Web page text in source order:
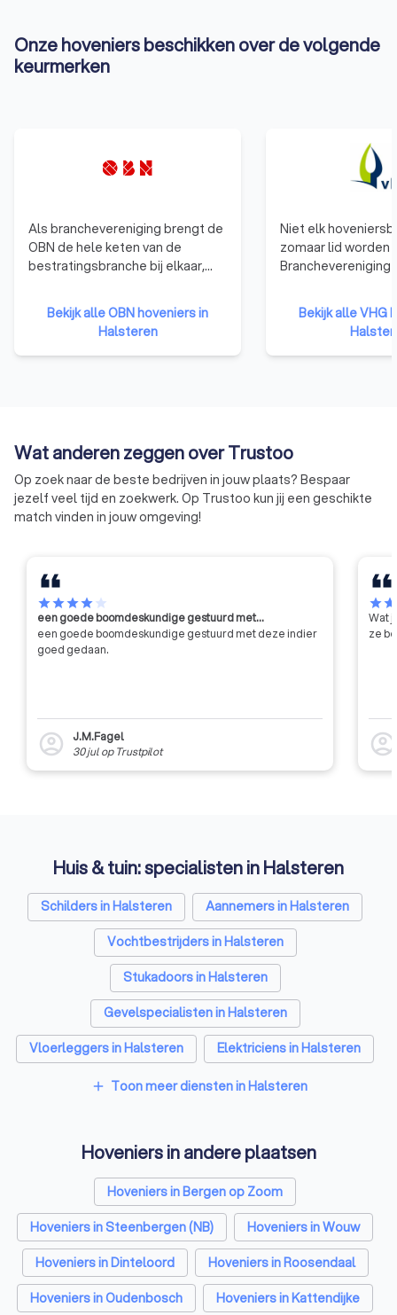
Onze hoveniers beschikken over de volgende
keurmerken
Als branchevereniging brengt de
OBN de hele keten van de
bestratingsbranche bij elkaar,
certificeringsinstituut en
leverancier van materiaal of
materieel. OBN-leden zijn, met
hun kennis en ervaring, de
werken en worden gezien als de
architecten van de buitenruimte.
Bekijk alle OBN hoveniers in
Halsteren
Niet elk
zomaar lid worden
Branchevereniging
toelatingseisen.
dat elk VHG-lid
groenprofessional
zorgeloos
toch iets niet in
heeft u de
schade worden
Bekijk alle VHG
Wat anderen zeggen over Trustoo
Op zoek naar de beste bedrijven in jouw plaats? Bespaar
jezelf veel tijd en zoekwerk. Op Trustoo kun jij een geschikte
match vinden in jouw omgeving!
starstarstarstarstar
een goede boomdeskundige gestuurd met…
een goede boomdeskundige gestuurd met deze indier
goed gedaan.
account_circle
J.M.Fagel
30 julop Trustpilot
starstar
Wat
ze
account_circle
Huis & tuin: specialisten in Halsteren
Schilders in Halsteren
Aannemers in Halsteren
Vochtbestrijders in Halsteren
Stukadoors in Halsteren
Gevelspecialisten in Halsteren
Vloerleggers in Halsteren
Elektriciens in Halsteren
Isolatiebedrijven in Halsteren
Architecten in Halsteren
Zonwering specialisten in Halsteren
Badkamer installateurs in Halsteren
Traprenovatie bedrijven in Halsteren
Schoorsteenvegers in Halsteren
add Toon meer diensten in Halsteren
Hoveniers in andere plaatsen
Hoveniers in Bergen op Zoom
Hoveniers in Steenbergen (NB)
Hoveniers in Wouw
Hoveniers in Dinteloord
Hoveniers in Roosendaal
Hoveniers in Oudenbosch
Hoveniers in Kattendijke